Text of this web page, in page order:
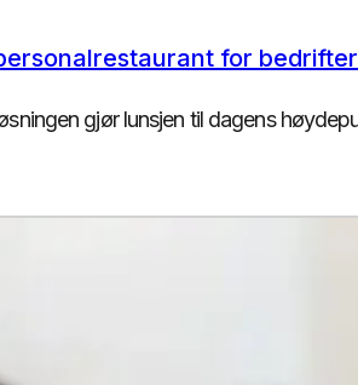
for bedrifter
gjør lunsjen til dagens